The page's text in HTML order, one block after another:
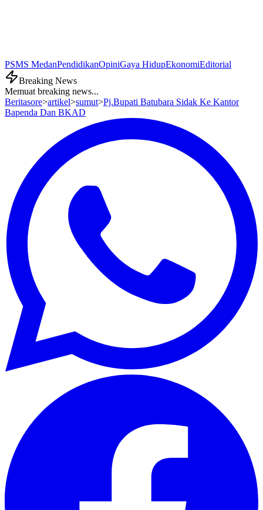
PSMS MedanPendidikanOpiniGaya HidupEkonomiEditorial
Breaking News
Memuat breaking news...
Beritasore>artikel>sumut>Pj.Bupati Batubara Sidak Ke Kantor
Bapenda Dan BKAD